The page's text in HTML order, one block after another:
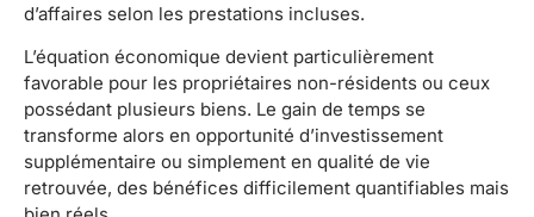
d’affaires selon les prestations incluses.
L’équation économique devient particulièrement
favorable pour les propriétaires non-résidents ou ceux
possédant plusieurs biens. Le gain de temps se
transforme alors en opportunité d’investissement
supplémentaire ou simplement en qualité de vie
retrouvée, des bénéfices difficilement quantifiables mais